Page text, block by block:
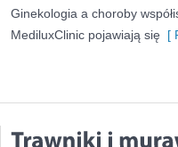
Ginekologia a choroby
MediluxClinic pojawiają się [